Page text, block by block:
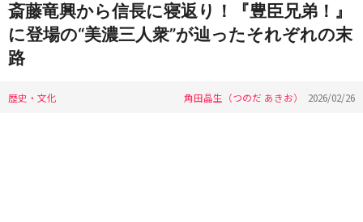
斎藤竜興から信長に寝返り！『豊臣兄弟！』
に登場の“美濃三人衆”が辿ったそれぞれの末
路
歴史・文化 角田晶生（つのだ あきお） 2026/02/26